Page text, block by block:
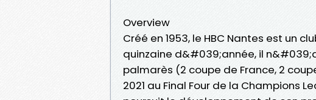
Overview
Créé en 1953, le HBC Nantes est un
quinzaine d&#039;année, il
palmarès (2 coupe de France, 2
2021 au Final Four de la Champions